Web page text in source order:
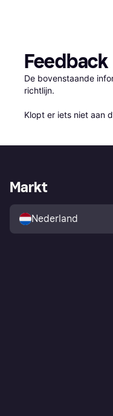
Feedback
De bovenstaande
richtlijn.
Klopt er iets niet aan
Markt
Nederland